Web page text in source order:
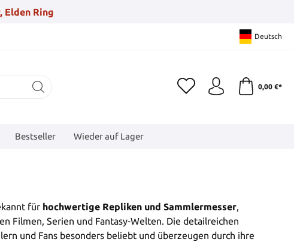
Elden Ring
Deutsch
0,00 €*
Bestseller Wieder auf Lager
für hochwertige Repliken und Sammlermesser,
Filmen, Serien und Fantasy-Welten. Die detailreichen
und Fans besonders beliebt und überzeugen durch ihre